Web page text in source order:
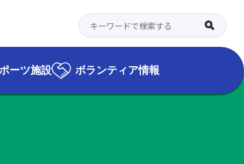
ーツ施設 ボランティア情報